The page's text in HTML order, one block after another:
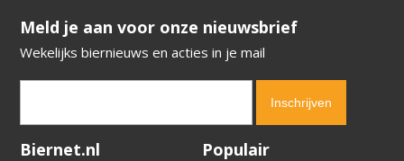
​​​​​​​Meld je aan voor onze nieuwsbrief
Wekelijks biernieuws en acties in je mail
Verification code:
Biernet.nl Populair